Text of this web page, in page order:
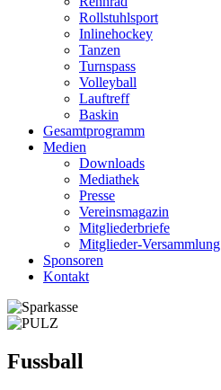
Rollstuhlsport
Inlinehockey
Tanzen
Turnspass
Volleyball
Lauftreff
Baskin
Gesamtprogramm
Medien
Downloads
Mediathek
Presse
Vereinsmagazin
Mitgliederbriefe
Mitglieder-Versammlung
Sponsoren
Kontakt
Fussball